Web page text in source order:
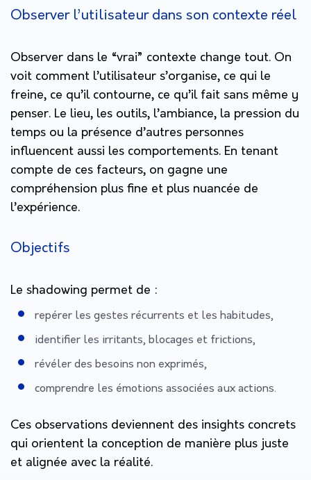
Observer l’utilisateur dans son contexte réel
Observer dans le “vrai” contexte change tout. On
voit comment l’utilisateur s’organise, ce qui le
freine, ce qu’il contourne, ce qu’il fait sans même y
penser. Le lieu, les outils, l’ambiance, la pression du
temps ou la présence d’autres personnes
influencent aussi les comportements. En tenant
compte de ces facteurs, on gagne une
compréhension plus fine et plus nuancée de
l’expérience.
Objectifs
Le shadowing permet de :
repérer les gestes récurrents et les habitudes,
identifier les irritants, blocages et frictions,
révéler des besoins non exprimés,
comprendre les émotions associées aux actions.
Ces observations deviennent des insights concrets
qui orientent la conception de manière plus juste
et alignée avec la réalité.